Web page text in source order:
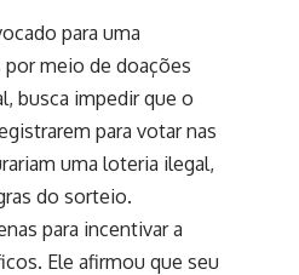
para uma
meio de doações
busca impedir que o
para votar nas
uma loteria ilegal,
do sorteio.
para incentivar a
Ele afirmou que seu